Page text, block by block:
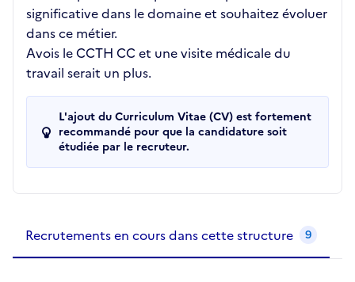
significative dans le domaine et souhaitez évoluer
dans ce métier.
Avois le CCTH CC et une visite médicale du
travail serait un plus.
L'ajout du Curriculum Vitae (CV) est fortement
recommandé pour que la candidature soit
étudiée par le recruteur.
Recrutements en cours dans cette structure 9